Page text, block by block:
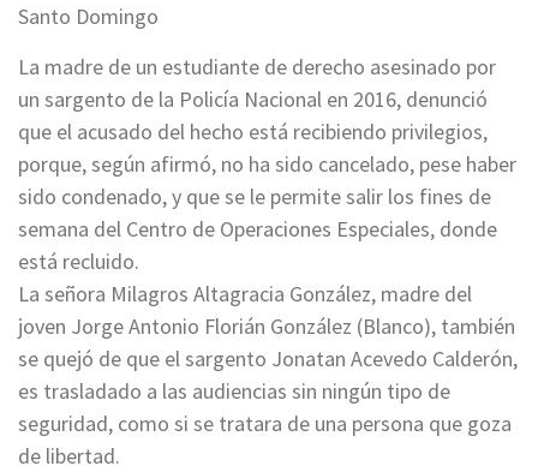
Santo Domingo
La madre de un estudiante de derecho asesinado por
un sargento de la Policía Nacional en 2016, denunció
que el acusado del hecho está recibiendo privilegios,
porque, según afirmó, no ha sido cancelado, pese haber
sido condenado, y que se le permite salir los fines de
semana del Centro de Operaciones Especiales, donde
está recluido.
La señora Milagros Altagracia González, madre del
joven Jorge Antonio Florián González (Blanco), también
se quejó de que el sargento Jonatan Acevedo Calderón,
es trasladado a las audiencias sin ningún tipo de
seguridad, como si se tratara de una persona que goza
de libertad.